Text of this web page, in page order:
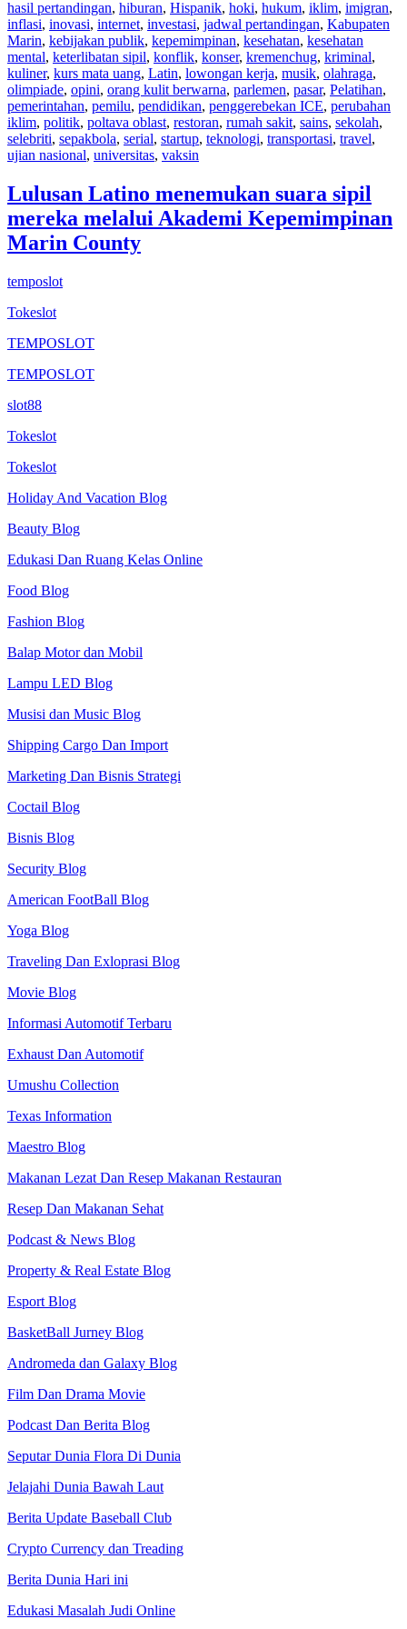
hasil pertandingan, hiburan, Hispanik, hoki, hukum, iklim, imigran,
inflasi, inovasi, internet, investasi, jadwal pertandingan, Kabupaten
Marin, kebijakan publik, kepemimpinan, kesehatan, kesehatan
mental, keterlibatan sipil, konflik, konser, kremenchug, kriminal,
kuliner, kurs mata uang, Latin, lowongan kerja, musik, olahraga,
olimpiade, opini, orang kulit berwarna, parlemen, pasar, Pelatihan,
pemerintahan, pemilu, pendidikan, penggerebekan ICE, perubahan
iklim, politik, poltava oblast, restoran, rumah sakit, sains, sekolah,
selebriti, sepakbola, serial, startup, teknologi, transportasi, travel,
ujian nasional, universitas, vaksin
Lulusan Latino menemukan suara sipil
mereka melalui Akademi Kepemimpinan
Marin County
temposlot
Tokeslot
TEMPOSLOT
TEMPOSLOT
slot88
Tokeslot
Tokeslot
Holiday And Vacation Blog
Beauty Blog
Edukasi Dan Ruang Kelas Online
Food Blog
Fashion Blog
Balap Motor dan Mobil
Lampu LED Blog
Musisi dan Music Blog
Shipping Cargo Dan Import
Marketing Dan Bisnis Strategi
Coctail Blog
Bisnis Blog
Security Blog
American FootBall Blog
Yoga Blog
Traveling Dan Exloprasi Blog
Movie Blog
Informasi Automotif Terbaru
Exhaust Dan Automotif
Umushu Collection
Texas Information
Maestro Blog
Makanan Lezat Dan Resep Makanan Restauran
Resep Dan Makanan Sehat
Podcast & News Blog
Property & Real Estate Blog
Esport Blog
BasketBall Jurney Blog
Andromeda dan Galaxy Blog
Film Dan Drama Movie
Podcast Dan Berita Blog
Seputar Dunia Flora Di Dunia
Jelajahi Dunia Bawah Laut
Berita Update Baseball Club
Crypto Currency dan Treading
Berita Dunia Hari ini
Edukasi Masalah Judi Online